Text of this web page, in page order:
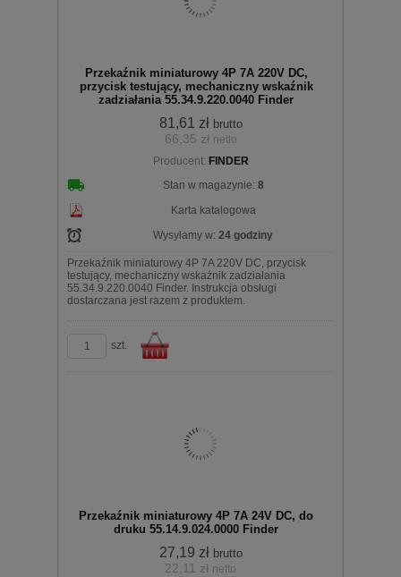
koszyka
Przekaźnik miniaturowy 4P 7A 220V DC,
przycisk testujący, mechaniczny wskaźnik
zadziałania 55.34.9.220.0040 Finder
81,61 zł brutto
66,35 zł netto
Producent: FINDER
Stan w magazynie: 8
Karta katalogowa
Wysyłamy w: 24 godziny
Przekaźnik miniaturowy 4P 7A 220V DC, przycisk
testujący, mechaniczny wskaźnik zadziałania
55.34.9.220.0040 Finder. Instrukcja obsługi
dostarczana jest razem z produktem.
szt.
Przekaźnik miniaturowy 4P 7A 24V DC, do
druku 55.14.9.024.0000 Finder
27,19 zł brutto
22,11 zł netto